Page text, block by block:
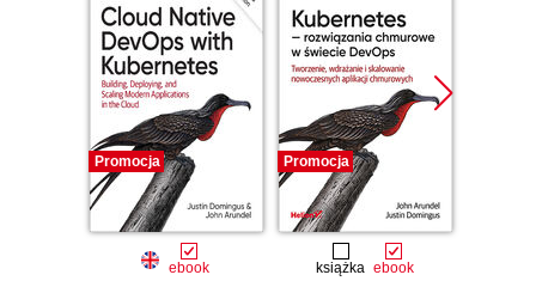
Promocja
ebook
Promocja
książka ebook